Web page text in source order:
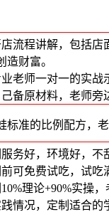
店流程讲解，包括
造财富。
业老师一对一的实战
己备原材料，老师旁
标准的比例配方，
务好，环境好，不
可免费试吃，试吃
理论+90%实操
情况，定制适合的